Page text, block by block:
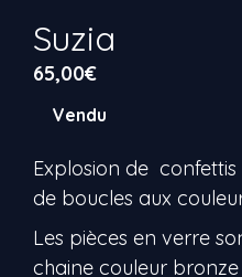
Suzia
65,00€
Vendu
Explosion de
de boucles aux
Les pièces en verre
chaine couleur bronze